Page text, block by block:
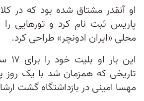
او آنقدر مشتاق شده بود که در
پاریس ثبت نام کرد و تورهایی را
محلی «ایران ادونچر» طراحی کرد.
تاریخی که همزمان شد با یک
مهسا امینی در بازداشتگاه گشت